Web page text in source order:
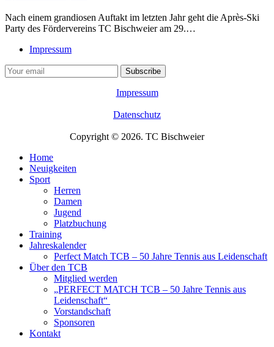
Nach einem grandiosen Auftakt im letzten Jahr geht die Après-Ski
Party des Fördervereins TC Bischweier am 29.…
Impressum
Impressum
Datenschutz
Copyright © 2026. TC Bischweier
Home
Neuigkeiten
Sport
Herren
Damen
Jugend
Platzbuchung
Training
Jahreskalender
Perfect Match TCB – 50 Jahre Tennis aus Leidenschaft
Über den TCB
Mitglied werden
„PERFECT MATCH TCB – 50 Jahre Tennis aus
Leidenschaft“
Vorstandschaft
Sponsoren
Kontakt